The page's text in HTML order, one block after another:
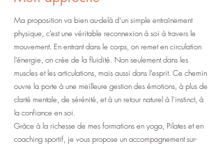
Ma proposition va bien au-delà d’un simple entraînement
physique, c’est une véritable reconnexion à soi à travers le
mouvement. En entrant dans le corps, on remet en circulation
l’énergie, on crée de la fluidité. Non seulement dans les
muscles et les articulations, mais aussi dans l’esprit. Ce chemin
ouvre la porte à une meilleure gestion des émotions, à plus de
clarté mentale, de sérénité, et à un retour naturel à l’instinct, à
la confiance en soi.
Grâce à la richesse de mes formations en yoga, Pilates et en
coaching sportif, je vous propose un accompagnement sur-